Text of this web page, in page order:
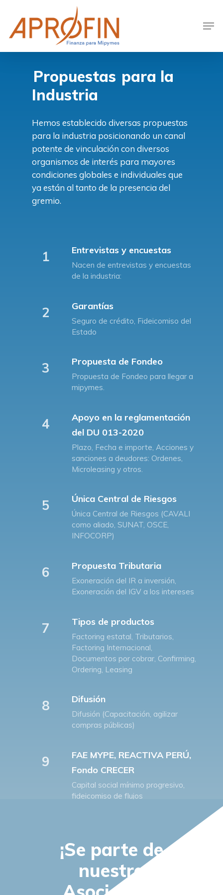
main
Propuestas para la
Industria
Hemos establecido diversas propuestas
para la industria posicionando un canal
potente de vinculación con diversos
organismos de interés para mayores
condiciones globales e individuales que
ya están al tanto de la presencia del
gremio.
1 Entrevistas y encuestas
Nacen de entrevistas y encuestas
de la industria:
2 Garantías
Seguro de crédito, Fideicomiso del
Estado
3 Propuesta de Fondeo
Propuesta de Fondeo para llegar a
mipymes.
4
Apoyo en la reglamentación
del DU 013-2020
Plazo, Fecha e importe, Acciones y
sanciones a deudores: Ordenes,
Microleasing y otros.
5 Única Central de Riesgos
Única Central de Riesgos (CAVALI
como aliado, SUNAT, OSCE,
INFOCORP)
6 Propuesta Tributaria
Exoneración del IR a inversión,
Exoneración del IGV a los intereses
7 Tipos de productos
Factoring estatal, Tributarios,
Factoring Internacional,
Documentos por cobrar, Confirming,
Ordering, Leasing
8 Difusión
Difusión (Capacitación, agilizar
compras públicas)
9
FAE MYPE, REACTIVA PERÚ,
Fondo CRECER
Capital social mínimo progresivo,
fideicomiso de flujos
¡Se parte de
nuestra